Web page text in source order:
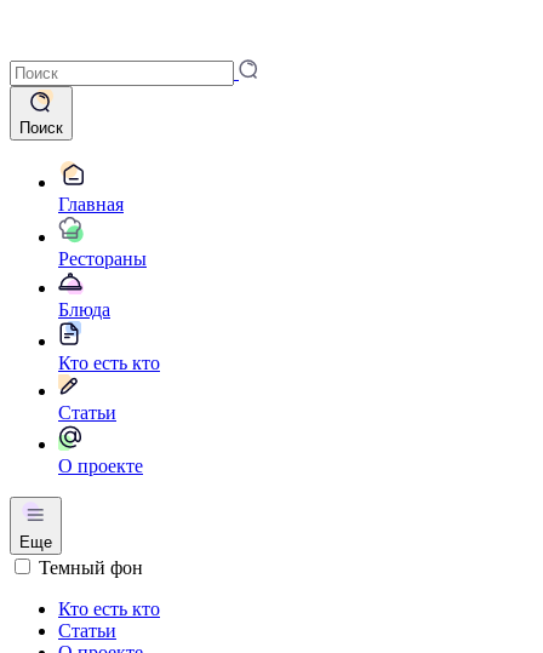
Поиск
Главная
Рестораны
Блюда
Кто есть кто
Статьи
О проекте
Еще
Темный фон
Кто есть кто
Статьи